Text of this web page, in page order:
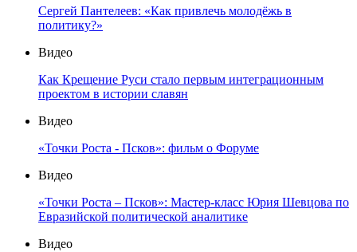
Сергей Пантелеев: «Как привлечь молодёжь в
политику?»
Видео
Как Крещение Руси стало первым интеграционным
проектом в истории славян
Видео
«Точки Роста - Псков»: фильм о Форуме
Видео
«Точки Роста – Псков»: Мастер-класс Юрия Шевцова по
Евразийской политической аналитике
Видео